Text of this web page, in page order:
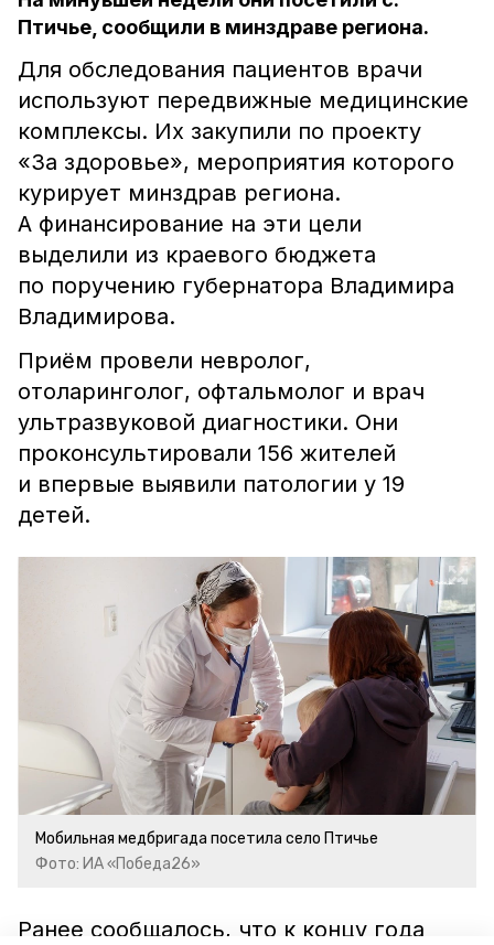
Птичье, сообщили в минздраве региона.
Для обследования пациентов врачи
используют передвижные медицинские
комплексы. Их закупили по проекту
«За здоровье», мероприятия которого
курирует минздрав региона.
А финансирование на эти цели
выделили из краевого бюджета
по поручению губернатора Владимира
Владимирова.
Приём провели невролог,
отоларинголог, офтальмолог и врач
ультразвуковой диагностики. Они
проконсультировали 156 жителей
и впервые выявили патологии у 19
детей.
Мобильная медбригада посетила село Птичье
Фото: ИА «Победа26»
Ранее сообщалось, что к концу года